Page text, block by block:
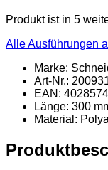
Produkt ist in 5
Alle Ausführungen
Marke:
Art-Nr.:
EAN:
Länge: 300
Material :